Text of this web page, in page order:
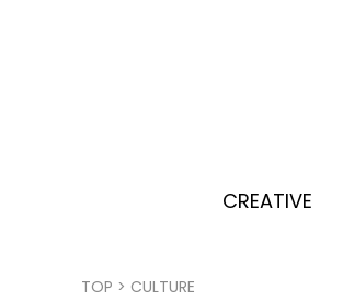
CREATIVE
TOP > CULTURE